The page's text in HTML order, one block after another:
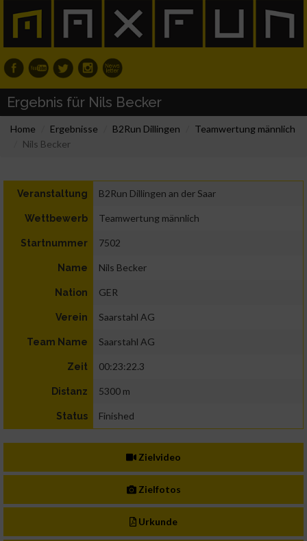
Ergebnis für Nils Becker
Home Ergebnisse B2Run Dillingen
Teamwertung männlich
Nils Becker
Veranstaltung B2Run Dillingen an der Saar
Wettbewerb Teamwertung männlich
Startnummer 7502
Name Nils Becker
Nation GER
Verein Saarstahl AG
Team Name Saarstahl AG
Zeit 00:23:22.3
Distanz 5300 m
Status Finished
Zielvideo
Zielfotos
Urkunde